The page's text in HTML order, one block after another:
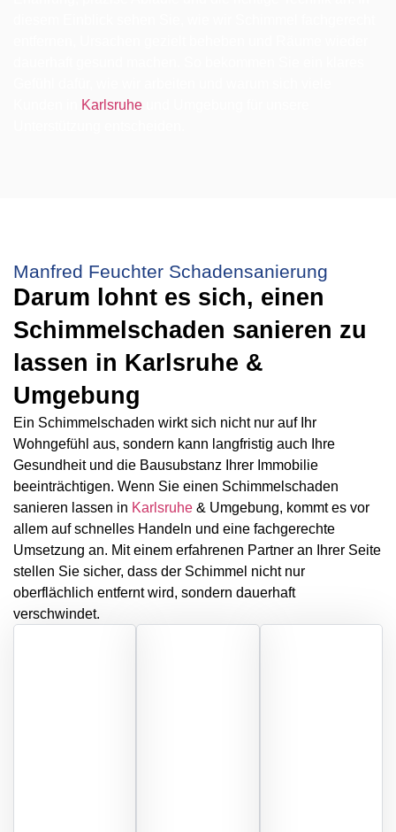
Karlsruhe
Manfred Feuchter Schadensanierung
Darum lohnt es sich, einen
Schimmelschaden sanieren zu
lassen in Karlsruhe &
Umgebung
Ein Schimmelschaden wirkt sich nicht nur auf Ihr
Wohngefühl aus, sondern kann langfristig auch Ihre
Gesundheit und die Bausubstanz Ihrer Immobilie
beeinträchtigen. Wenn Sie einen Schimmelschaden
sanieren lassen in Karlsruhe & Umgebung, kommt es vor
allem auf schnelles Handeln und eine fachgerechte
Umsetzung an. Mit einem erfahrenen Partner an Ihrer Seite
stellen Sie sicher, dass der Schimmel nicht nur
oberflächlich entfernt wird, sondern dauerhaft
verschwindet.